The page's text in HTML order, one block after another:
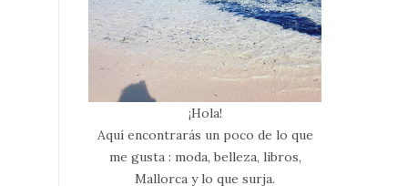
¡Hola!
Aquí encontrarás un poco de lo que
me gusta : moda, belleza, libros,
Mallorca y lo que surja.